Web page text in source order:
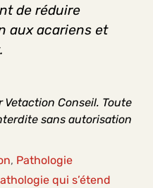
de réduire
aux acariens et
Conseil. Toute
sans autorisation
, Pathologie
qui s’étend